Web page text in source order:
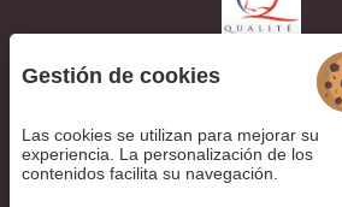
Ver las opiniones
Gestión de cookies
Las cookies se utilizan para mejorar su
experiencia. La personalización de los
contenidos facilita su navegación.